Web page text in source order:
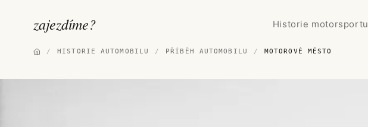
zajezdíme? Historie motorsportu
/ HISTORIE AUTOMOBILU / PŘÍBĚH AUTOMOBILU / MOTOROVÉ MĚSTO